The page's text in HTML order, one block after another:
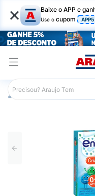
× Baixe o APP e
Use o cupom APP5
Araujo